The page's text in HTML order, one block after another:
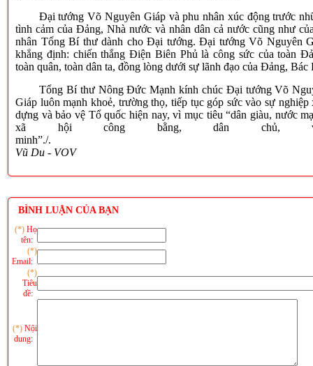
Đại tướng Võ Nguyên Giáp và phu nhân xúc động trước
tình cảm của Đảng, Nhà nước và nhân dân cả nước cũng như
nhân Tổng Bí thư dành cho Đại tướng. Đại tướng Võ Nguyên
khẳng định: chiến thắng Điện Biên Phủ là công sức của toàn
toàn quân, toàn dân ta, đồng lòng dưới sự lãnh đạo của Đảng, Bác
Tổng Bí thư Nông Đức Mạnh kính chúc Đại tướng Võ
Giáp luôn mạnh khoẻ, trường thọ, tiếp tục góp sức vào sự nghiệp
dựng và bảo vệ Tổ quốc hiện nay, vì mục tiêu “dân giàu, nước
xã hội công bằng, dân chủ,
minh”./.
Vũ Du - VOV
BÌNH LUẬN CỦA BẠN
(*) Họ
tên:
(*)
Email:
(*)
Tiêu
đề:
(*) Nội
dung: